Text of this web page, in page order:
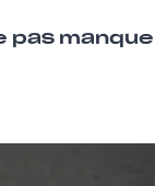
pas